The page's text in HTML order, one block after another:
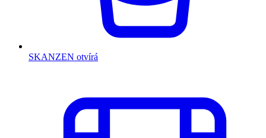
SKANZEN otvírá